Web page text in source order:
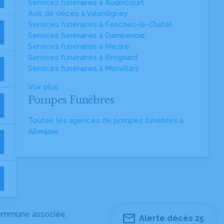
Services funéraires à Audincourt
Avis de décès à Valentigney
Services funéraires à Fesches-le-Châtel
Services funéraires à Dambenois
Services funéraires à Méziré
Services funéraires à Brognard
Services funéraires à Morvillars
Voir plus
Pompes Funèbres
Toutes les agences de pompes funèbres à
Allenjoie
associée. Alerte décès 25